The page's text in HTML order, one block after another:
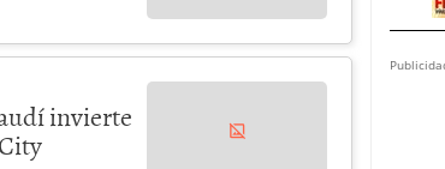
invierte